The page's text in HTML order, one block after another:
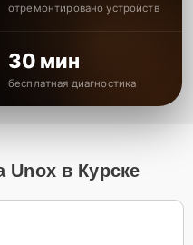
отремонтировано устройств
30 мин
бесплатная диагностика
Unox в Курске